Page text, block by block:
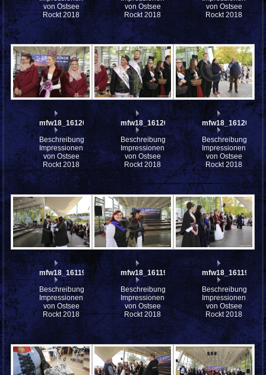
von Ostsee
Rockt 2018
von Ostsee
Rockt 2018
von Ostsee
Rockt 2018
mfw18_161204
Beschreibung:
Impressionen
von Ostsee
Rockt 2018
mfw18_161202
Beschreibung:
Impressionen
von Ostsee
Rockt 2018
mfw18_161201
Beschreibung:
Impressionen
von Ostsee
Rockt 2018
mfw18_161198
Beschreibung:
Impressionen
von Ostsee
Rockt 2018
mfw18_161197
Beschreibung:
Impressionen
von Ostsee
Rockt 2018
mfw18_161195
Beschreibung:
Impressionen
von Ostsee
Rockt 2018